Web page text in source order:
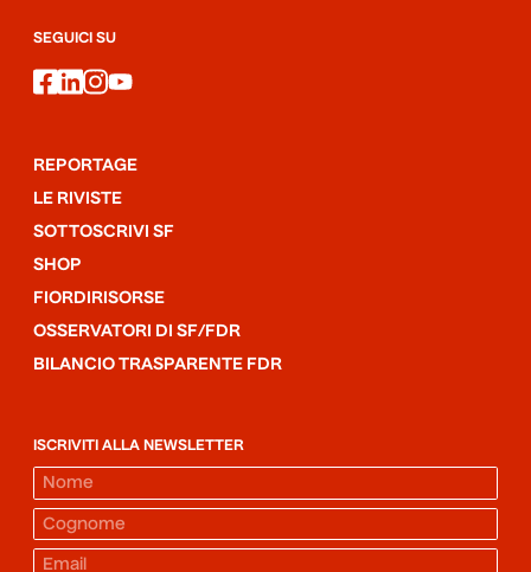
SEGUICI SU
facebook
linkedin
instagram
youtube
REPORTAGE
LE RIVISTE
SOTTOSCRIVI SF
SHOP
FIORDIRISORSE
OSSERVATORI DI SF/FDR
BILANCIO TRASPARENTE FDR
ISCRIVITI ALLA NEWSLETTER